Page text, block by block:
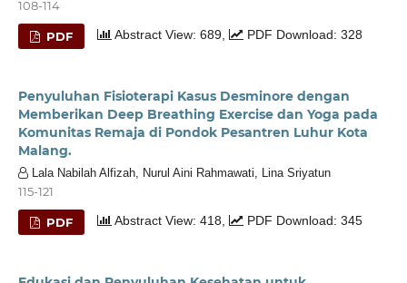
108-114
PDF Abstract View: 689, PDF Download: 328
Penyuluhan Fisioterapi Kasus Desminore dengan
Memberikan Deep Breathing Exercise dan Yoga pada
Komunitas Remaja di Pondok Pesantren Luhur Kota
Malang.
Lala Nabilah Alfizah, Nurul Aini Rahmawati, Lina Sriyatun
115-121
PDF Abstract View: 418, PDF Download: 345